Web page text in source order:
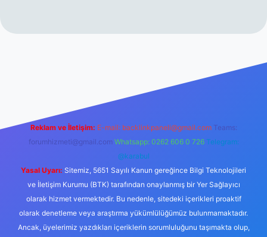
Reklam ve İletişim: E-mail: backlinkpaneli@gmail.com Teams:
forumhizmeti@gmail.com Whatsapp: 0262 606 0 726 Telegram:
@karabul
Yasal Uyarı: Sitemiz, 5651 Sayılı Kanun gereğince Bilgi Teknolojileri
ve İletişim Kurumu (BTK) tarafından onaylanmış bir Yer Sağlayıcı
olarak hizmet vermektedir. Bu nedenle, sitedeki içerikleri proaktif
olarak denetleme veya araştırma yükümlülüğümüz bulunmamaktadır.
Ancak, üyelerimiz yazdıkları içeriklerin sorumluluğunu taşımakta olup,